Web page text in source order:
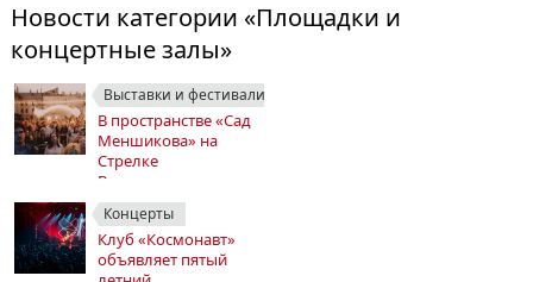
Новости категории «Площадки и
концертные залы»
Выставки и фестивали
В пространстве «Сад
Меншикова» на
Стрелке
Васильевского
острова стартует
летний сезон
Концерты
Клуб «Космонавт»
объявляет пятый